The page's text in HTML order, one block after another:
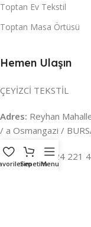
Toptan Ev Tekstil
Toptan Masa Örtüsü
Hemen Ulaşın
ÇEYİZCİ TEKSTİL
Adres: Reyhan
/ a Osmangazi /
İLETİŞİM : 0224 221
SepetimMenu